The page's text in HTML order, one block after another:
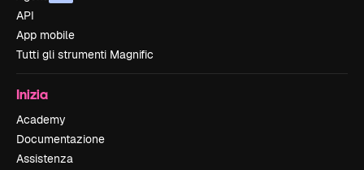
API
App mobile
Tutti gli strumenti Magnific
Inizia
Academy
Documentazione
Assistenza